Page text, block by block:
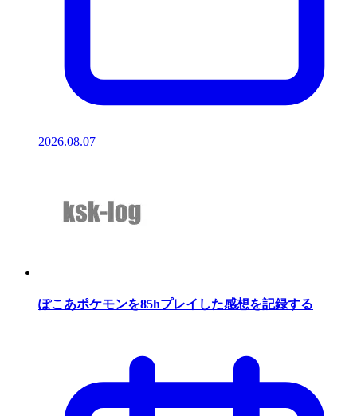
2026.08.07
ぽこあポケモンを85hプレイした感想を記録する